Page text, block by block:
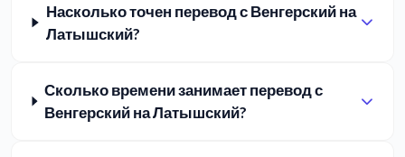
Насколько точен перевод с Венгерский на
Латышский?
Сколько времени занимает перевод с
Венгерский на Латышский?